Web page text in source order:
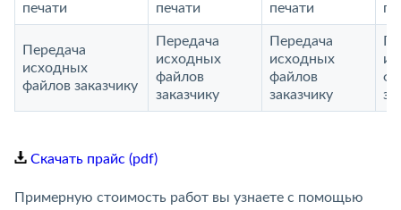
печати
печати
печати
Передача
исходных
файлов заказчику
Передача
исходных
файлов
заказчику
Передача
исходных
файлов
заказчику
Скачать прайс (pdf)
Примерную стоимость работ вы узнаете с помощью